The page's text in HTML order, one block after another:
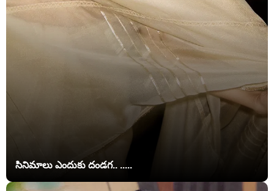
సినిమాలు ఎందుకు దండగ.. .....